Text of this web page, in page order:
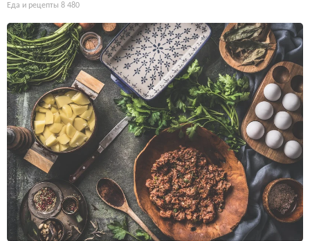
Еда и рецепты 8 480